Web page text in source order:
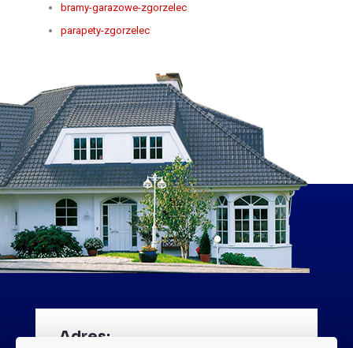
bramy-garazowe-zgorzelec
parapety-zgorzelec
Adres: